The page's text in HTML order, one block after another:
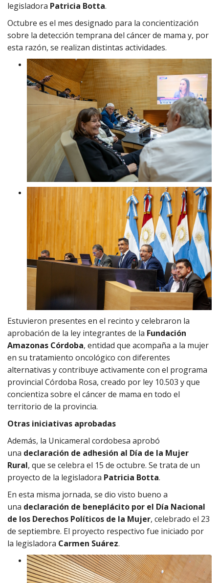
legisladora Patricia Botta.
Octubre es el mes designado para la concientización
sobre la detección temprana del cáncer de mama y, por
esta razón, se realizan distintas actividades.
Estuvieron presentes en el recinto y celebraron la
aprobación de la ley integrantes de la Fundación
Amazonas Córdoba, entidad que acompaña a la mujer
en su tratamiento oncológico con diferentes
alternativas y contribuye activamente con el programa
provincial Córdoba Rosa, creado por ley 10.503 y que
concientiza sobre el cáncer de mama en todo el
territorio de la provincia.
Otras iniciativas aprobadas
Además, la Unicameral cordobesa aprobó
una declaración de adhesión al Día de la Mujer
Rural, que se celebra el 15 de octubre. Se trata de un
proyecto de la legisladora Patricia Botta.
En esta misma jornada, se dio visto bueno a
una declaración de beneplácito por el Día Nacional
de los Derechos Políticos de la Mujer, celebrado el 23
de septiembre. El proyecto respectivo fue iniciado por
la legisladora Carmen Suárez.